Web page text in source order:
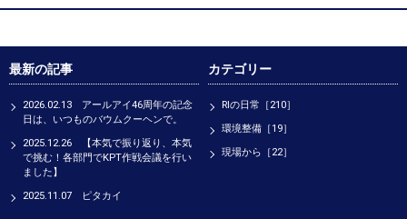
最新の記事
2026.02.13 アールアイ46周年の記念
日は、いつものバウムクーヘンで。
2025.12.26 【本気で振り返り、本気
で挑む！各部門でKPT作戦会議を行い
ました】
2025.11.07 ピタカイ
カテゴリー
RIの日常［210］
環境整備［19］
現場から［22］